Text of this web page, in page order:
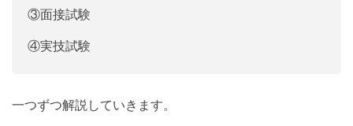
③面接試験
④実技試験
一つずつ解説していきます。